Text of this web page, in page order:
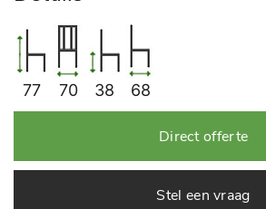
77 70 38 68
Direct offerte
Stel een vraag